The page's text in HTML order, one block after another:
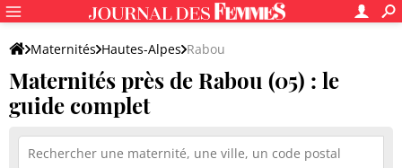
Maternités Hautes-Alpes Rabou
Maternités près de Rabou (05) : le
guide complet